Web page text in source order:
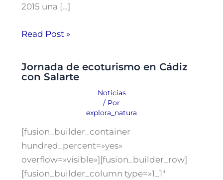
2015 una […]
Read Post »
Jornada de ecoturismo en Cádiz
con Salarte
Noticias
/ Por
explora_natura
[fusion_builder_container
hundred_percent=»yes»
overflow=»visible»][fusion_builder_row]
[fusion_builder_column type=»1_1″